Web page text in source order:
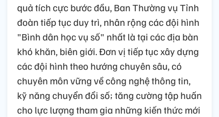
quả tích cực bước đầu, Ban Thường vụ Tỉnh
đoàn tiếp tục duy trì, nhân rộng các đội hình
"Bình dân học vụ số" nhất là tại các địa bàn
khó khăn, biên giới. Đơn vị tiếp tục xây dựng
các đội hình theo hướng chuyên sâu, có
chuyên môn vững về công nghệ thông tin,
kỹ năng chuyển đổi số; tăng cường tập huấn
cho lực lượng tham gia những kiến thức mới